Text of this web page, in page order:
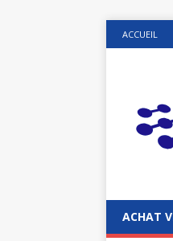
ACCUEIL
ACHAT